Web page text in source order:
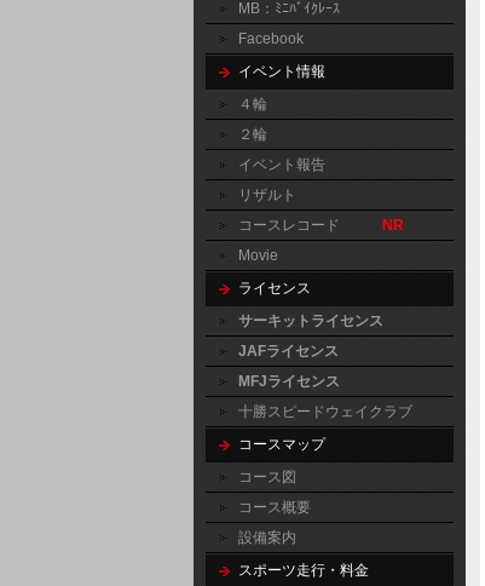
MB：ﾐﾆﾊﾞｲｸﾚｰｽ
Facebook
イベント情報
４輪
２輪
イベント報告
リザルト
コースレコード
NR
Movie
ライセンス
サーキットライセンス
JAFライセンス
MFJライセンス
十勝スピードウェイクラブ
コースマップ
コース図
コース概要
設備案内
スポーツ走行・料金